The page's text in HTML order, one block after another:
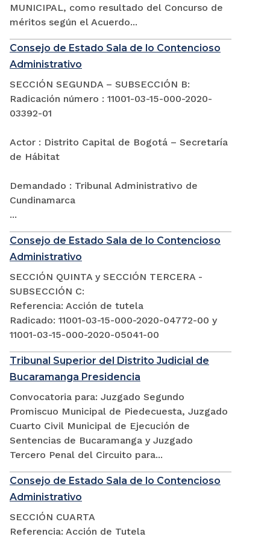
MUNICIPAL, como resultado del Concurso de
méritos según el Acuerdo...
Consejo de Estado Sala de lo Contencioso
Administrativo
SECCIÓN SEGUNDA – SUBSECCIÓN B:
Radicación número : 11001-03-15-000-2020-
03392-01
Actor : Distrito Capital de Bogotá – Secretaría
de Hábitat
Demandado : Tribunal Administrativo de
Cundinamarca
...
Consejo de Estado Sala de lo Contencioso
Administrativo
SECCIÓN QUINTA y SECCIÓN TERCERA -
SUBSECCIÓN C:
Referencia: Acción de tutela
Radicado: 11001-03-15-000-2020-04772-00 y
11001-03-15-000-2020-05041-00
Tribunal Superior del Distrito Judicial de
Bucaramanga Presidencia
Convocatoria para: Juzgado Segundo
Promiscuo Municipal de Piedecuesta, Juzgado
Cuarto Civil Municipal de Ejecución de
Sentencias de Bucaramanga y Juzgado
Tercero Penal del Circuito para...
Consejo de Estado Sala de lo Contencioso
Administrativo
SECCIÓN CUARTA
Referencia: Acción de Tutela